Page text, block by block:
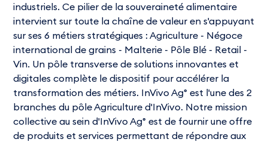
industriels. Ce pilier de la souveraineté alimentaire
intervient sur toute la chaîne de valeur en s'appuyant
sur ses 6 métiers stratégiques : Agriculture - Négoce
international de grains - Malterie - Pôle Blé - Retail -
Vin. Un pôle transverse de solutions innovantes et
digitales complète le dispositif pour accélérer la
transformation des métiers. InVivo Ag° est l'une des 2
branches du pôle Agriculture d'InVivo. Notre mission
collective au sein d'InVivo Ag° est de fournir une offre
de produits et services permettant de répondre aux